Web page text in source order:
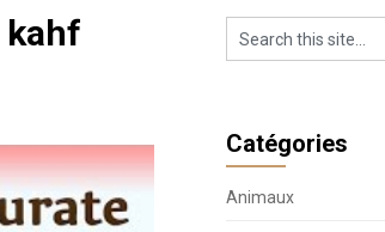
kahf
Catégories
Animaux